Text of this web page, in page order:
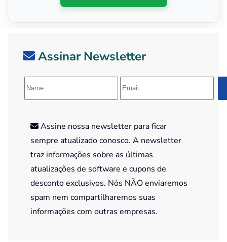
Assinar Newsletter
Assine nossa newsletter para ficar
sempre atualizado conosco. A newsletter
traz informações sobre as últimas
atualizações de software e cupons de
desconto exclusivos. Nós NÃO enviaremos
spam nem compartilharemos suas
informações com outras empresas.